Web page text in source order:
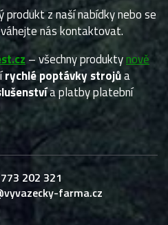
produkt z naší nabídky nebo se
nás kontaktovat.
– všechny produktynově
rychlé poptávky strojůa
a platby platební
202 321
farma.cz